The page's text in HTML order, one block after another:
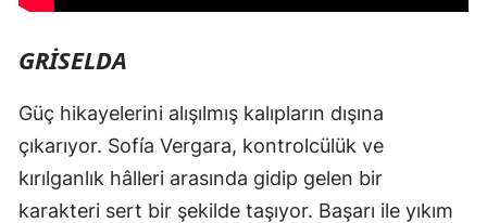
GRISELDA
Güç hikayelerini alışılmış kalıpların dışına
çıkarıyor. Sofía Vergara, kontrolcülük ve
kırılganlık hâlleri arasında gidip gelen bir
karakteri sert bir şekilde taşıyor. Başarı ile yıkım